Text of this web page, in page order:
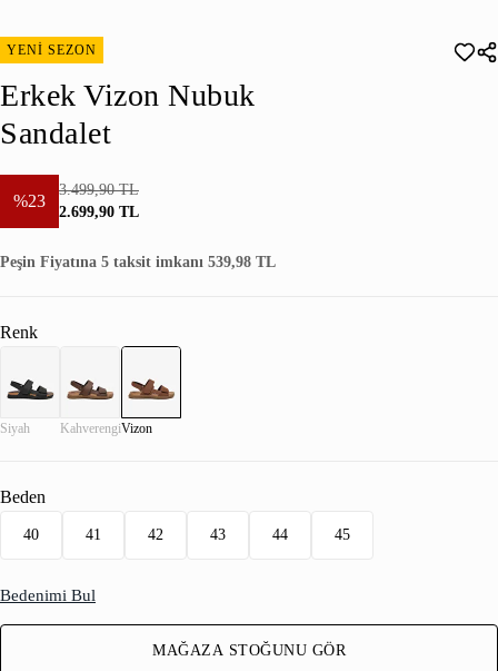
YENİ SEZON
Erkek Vizon Nubuk
Sandalet
%23
3.499,90 TL
2.699,90 TL
Peşin Fiyatına 5 taksit imkanı 539,98 TL
Renk
Siyah KahverengiVizon
Beden
40 41 42 43 44 45
Bedenimi Bul
MAĞAZA STOĞUNU GÖR